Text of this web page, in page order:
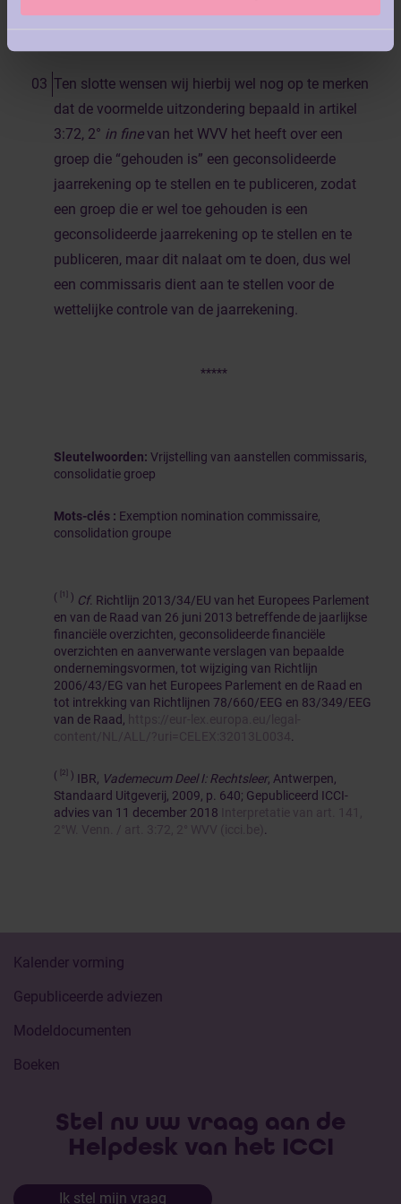
Ten slotte wensen wij hierbij wel nog op te merken
dat de voormelde uitzondering bepaald in artikel
3:72, 2° in finevan het WVV het heeft over een
groep die “gehouden is” een geconsolideerde
jaarrekening op te stellen en te publiceren, zodat
een groep die er wel toe gehouden is een
geconsolideerde jaarrekening op te stellen en te
publiceren, maar dit nalaat om te doen, dus wel
een commissaris dient aan te stellen voor de
wettelijke controle van de jaarrekening.
*****
Sleutelwoorden: Vrijstelling van aanstellen commissaris,
consolidatie groep
Mots-clés : Exemption nomination commissaire,
consolidation groupe
( ) Cf. Richtlijn 2013/34/EU van het Europees Parlement
en van de Raad van 26 juni 2013 betreffende de jaarlijkse
financiële overzichten, geconsolideerde financiële
overzichten en aanverwante verslagen van bepaalde
ondernemingsvormen, tot wijziging van Richtlijn
2006/43/EG van het Europees Parlement en de Raad en
tot intrekking van Richtlijnen 78/660/EEG en 83/349/EEG
van de Raad, https://eur-lex.europa.eu/legal-
content/NL/ALL/?uri=CELEX:32013L0034
( [2] ) IBR, Vademecum Deel I: Rechtsleer, Antwerpen,
Standaard Uitgeverij, 2009, p. 640; Gepubliceerd ICCI-
advies van 11 december 2018 Interpretatie van art. 141,
2°W. Venn. / art. 3:72, 2° WVV (icci.be)
Kalender vorming
Gepubliceerde adviezen
Modeldocumenten
Boeken
Stel nu uw vraag aan de
Helpdesk van het ICCI
Ik stel mijn vraag